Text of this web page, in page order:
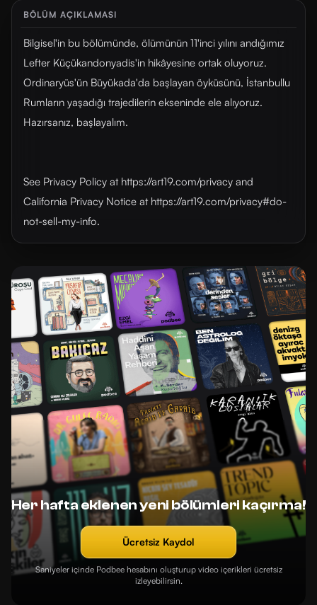
BÖLÜM AÇIKLAMASI
Bilgisel'in bu bölümünde, ölümünün 11'inci yılını andığımız
Lefter Küçükandonyadis'in hikâyesine ortak oluyoruz.
Ordinaryüs'ün Büyükada'da başlayan öyküsünü, İstanbullu
Rumların yaşadığı trajedilerin ekseninde ele alıyoruz.
Hazırsanız, başlayalım.
See Privacy Policy at https://art19.com/privacy and
California Privacy Notice at https://art19.com/privacy#do-
not-sell-my-info.
Her hafta eklenen yeni bölümleri kaçırma!
Ücretsiz Kaydol
Saniyeler içinde Podbee hesabını oluşturup video içerikleri ücretsiz
izleyebilirsin.